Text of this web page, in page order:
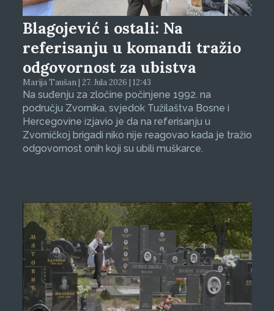
Blagojević i ostali: Na
referisanju u komandi tražio
odgovornost za ubistva
Marija Taušan | 27. Jula 2026 | 12:43
Na suđenju za zločine počinjene 1992. na
području Zvornika, svjedok Tužilaštva Bosne i
Hercegovine izjavio je da na referisanju u
Zvorničkoj brigadi niko nije reagovao kada je tražio
odgovornost onih koji su ubili muškarce.